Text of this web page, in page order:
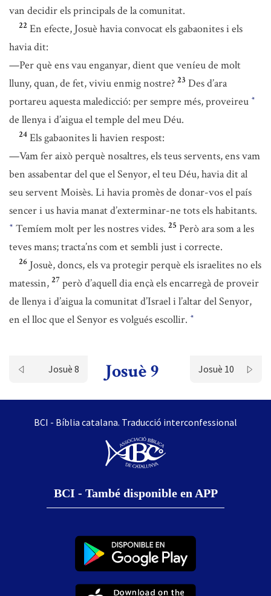
van decidir els principals de la comunitat.
22 En efecte, Josuè havia convocat els gabaonites i els
havia dit:
—Per què ens vau enganyar, dient que veníeu de molt
lluny, quan, de fet, viviu enmig nostre? 23 Des d’ara
portareu aquesta maledicció: per sempre més, proveireu *
de llenya i d’aigua el temple del meu Déu.
24 Els gabaonites li havien respost:
—Vam fer això perquè nosaltres, els teus servents, ens vam
ben assabentar del que el Senyor, el teu Déu, havia dit al
seu servent Moisès. Li havia promès de donar-vos el país
sencer i us havia manat d’exterminar-ne tots els habitants.
* Temíem molt per les nostres vides. 25 Però ara som a les
teves mans; tracta’ns com et sembli just i correcte.
26 Josuè, doncs, els va protegir perquè els israelites no els
matessin, 27 però d’aquell dia ençà els encarregà de proveir
de llenya i d’aigua la comunitat d’Israel i l’altar del Senyor,
en el lloc que el Senyor es volgués escollir. *
Josuè 8 Josuè 9 Josuè 10
BCI - Bíblia catalana. Traducció interconfessional
BCI - També disponible en APP